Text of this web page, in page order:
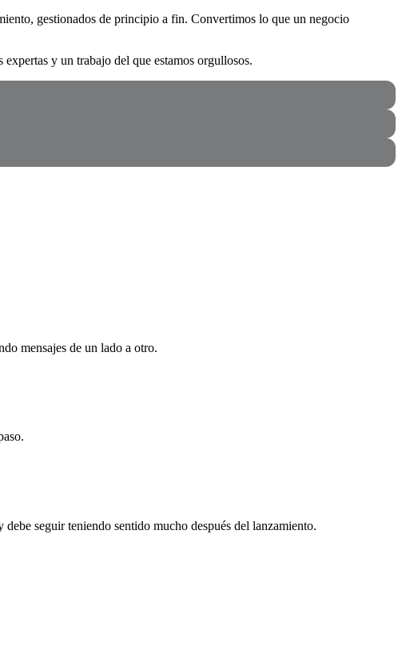
gestionados de principio a fin. Convertimos lo que un negocio
y un trabajo del que estamos orgullosos.
mensajes de un lado a otro.
seguir teniendo sentido mucho después del lanzamiento.